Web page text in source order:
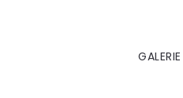
GALERIE